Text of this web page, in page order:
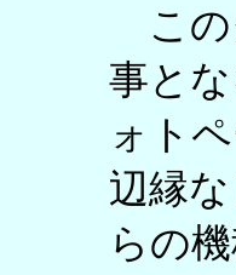
この
事と
ォト
辺縁
らの